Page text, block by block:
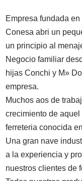
Empresa fundada
Conesa abri un
un principio al
Negocio familiar
hijas Conchi y M»
empresa.
Muchos aos de
crecimiento de aquel
ferreteria conocida
Una gran nave
a la experiencia y
nuestros clientes de